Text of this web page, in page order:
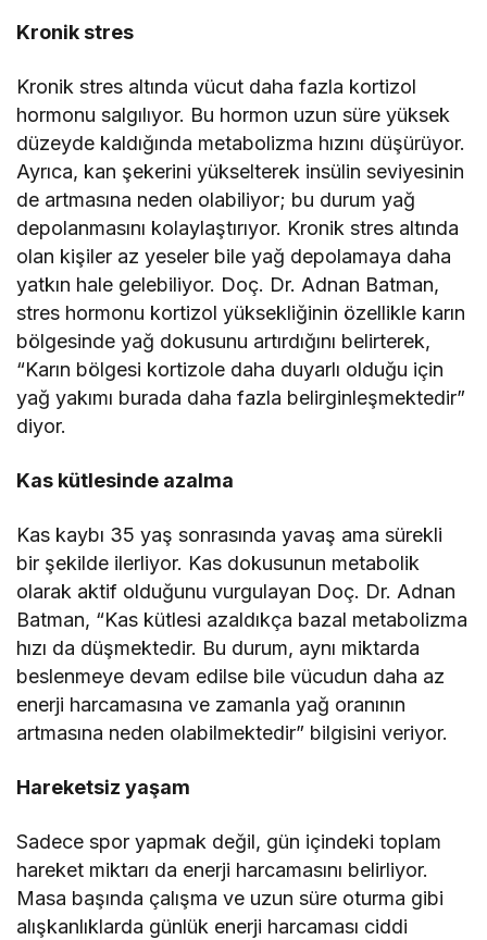
Kronik stres
Kronik stres altında vücut daha fazla kortizol
hormonu salgılıyor. Bu hormon uzun süre yüksek
düzeyde kaldığında metabolizma hızını düşürüyor.
Ayrıca, kan şekerini yükselterek insülin seviyesinin
de artmasına neden olabiliyor; bu durum yağ
depolanmasını kolaylaştırıyor. Kronik stres altında
olan kişiler az yeseler bile yağ depolamaya daha
yatkın hale gelebiliyor. Doç. Dr. Adnan Batman,
stres hormonu kortizol yüksekliğinin özellikle karın
bölgesinde yağ dokusunu artırdığını belirterek,
“Karın bölgesi kortizole daha duyarlı olduğu için
yağ yakımı burada daha fazla belirginleşmektedir”
diyor.
Kas kütlesinde azalma
Kas kaybı 35 yaş sonrasında yavaş ama sürekli
bir şekilde ilerliyor. Kas dokusunun metabolik
olarak aktif olduğunu vurgulayan Doç. Dr. Adnan
Batman, “Kas kütlesi azaldıkça bazal metabolizma
hızı da düşmektedir. Bu durum, aynı miktarda
beslenmeye devam edilse bile vücudun daha az
enerji harcamasına ve zamanla yağ oranının
artmasına neden olabilmektedir” bilgisini veriyor.
Hareketsiz yaşam
Sadece spor yapmak değil, gün içindeki toplam
hareket miktarı da enerji harcamasını belirliyor.
Masa başında çalışma ve uzun süre oturma gibi
alışkanlıklarda günlük enerji harcaması ciddi